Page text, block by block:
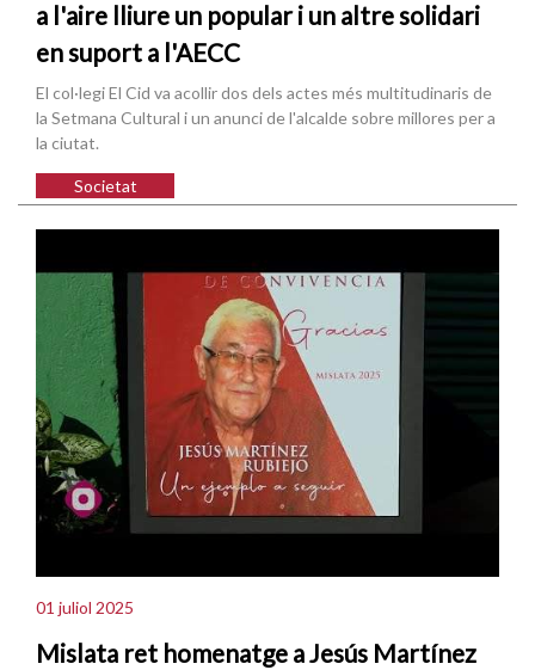
a l'aire lliure un popular i un altre solidari
en suport a l'AECC
El col·legi El Cid va acollir dos dels actes més multitudinaris de
la Setmana Cultural i un anunci de l'alcalde sobre millores per a
la ciutat.
Societat
01 juliol 2025
Mislata ret homenatge a Jesús Martínez